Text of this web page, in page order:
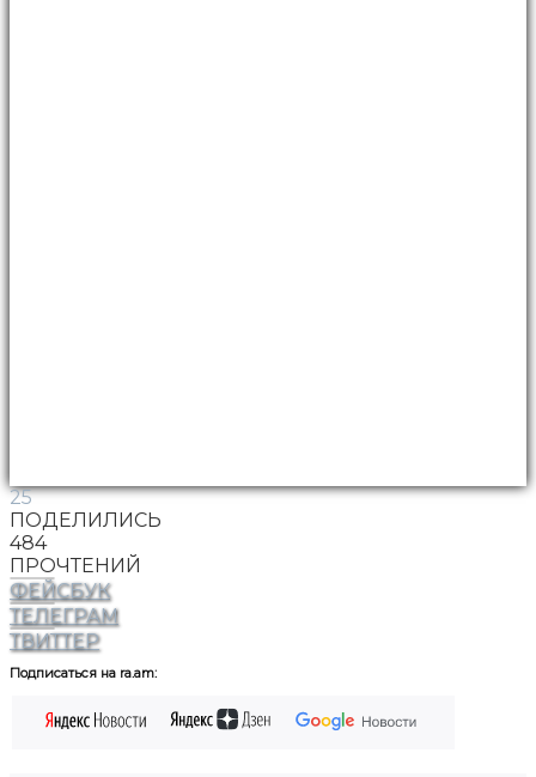
25
ПОДЕЛИЛИСЬ
484
ПРОЧТЕНИЙ
ФЕЙСБУК
ТЕЛЕГРАМ
ТВИТТЕР
Подписаться на ra.am: